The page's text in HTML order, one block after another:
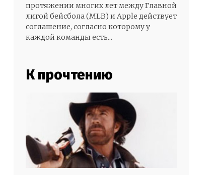
протяжении многих лет между Главной
лигой бейсбола (MLB) и Apple действует
соглашение, согласно которому у
каждой команды есть...
К прочтению